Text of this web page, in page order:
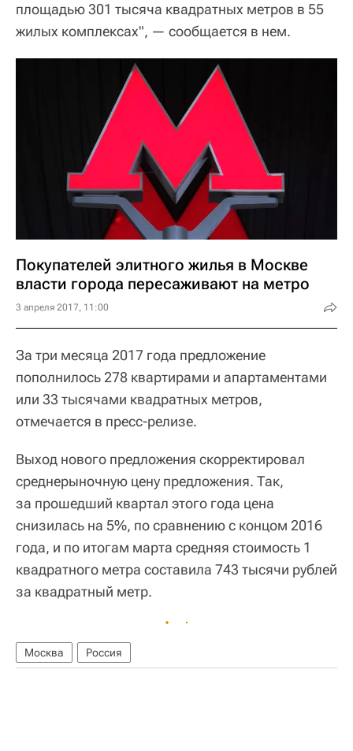
площадью 301 тысяча квадратных метров в 55
жилых комплексах", — сообщается в нем.
Покупателей элитного жилья в Москве
власти города пересаживают на метро
3 апреля 2017, 11:00
За три месяца 2017 года предложение
пополнилось 278 квартирами и апартаментами
или 33 тысячами квадратных метров,
отмечается в пресс-релизе.
Выход нового предложения скорректировал
среднерыночную цену предложения. Так,
за прошедший квартал этого года цена
снизилась на 5%, по сравнению с концом 2016
года, и по итогам марта средняя стоимость 1
квадратного метра составила 743 тысячи рублей
за квадратный метр.
Москва Россия